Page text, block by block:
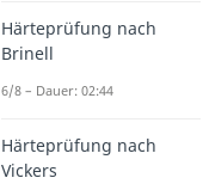
Härteprüfung nach
Brinell
6/8 – Dauer: 02:44
Härteprüfung nach
Vickers